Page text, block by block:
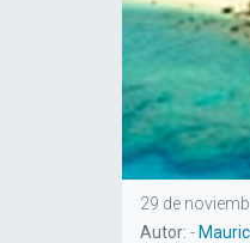
29 de
Autor: -